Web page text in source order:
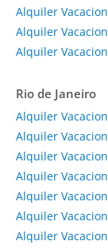
Alquiler
Alquiler
Alquiler
Rio de Janeiro
Alquiler
Alquiler
Alquiler
Alquiler
Alquiler
Alquiler
Alquiler